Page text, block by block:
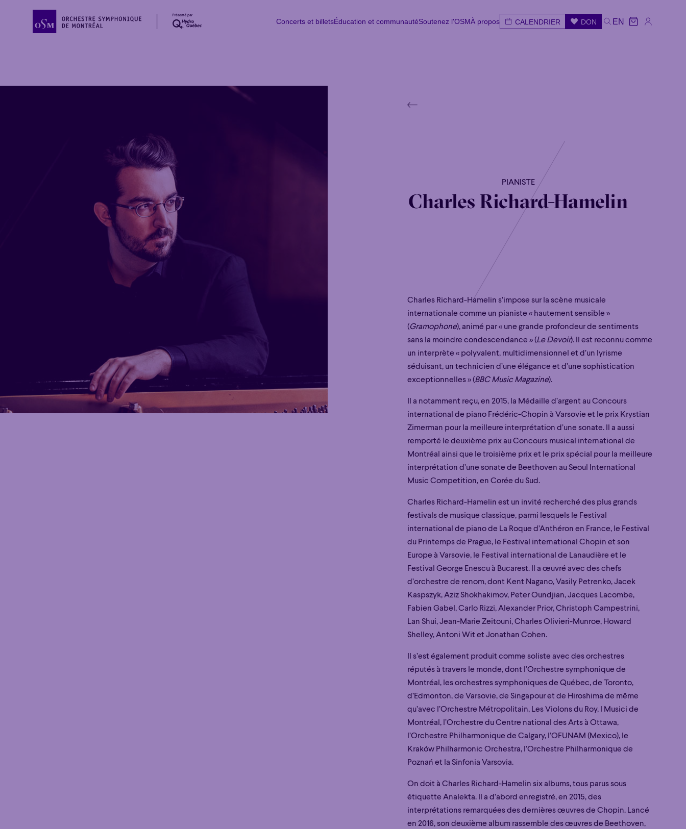
Concerts et billetsÉducation et communautéSoutenez l'OSMÀ propos
CALENDRIER
DON
EN
Étonnant
Étonnant
Poétique
Poétique
Grandiose
Grandiose
PIANISTE
Charles Richard-Hamelin
Charles Richard-Hamelin s’impose sur la scène musicale
internationale comme un pianiste « hautement sensible »
(Gramophone), animé par « une grande profondeur de sentiments
sans la moindre condescendance » (Le Devoir). Il est reconnu comme
un interprète « polyvalent, multidimensionnel et d’un lyrisme
séduisant, un technicien d’une élégance et d’une sophistication
exceptionnelles » (BBC Music Magazine).
Il a notamment reçu, en 2015, la Médaille d’argent au Concours
international de piano Frédéric-Chopin à Varsovie et le prix Krystian
Zimerman pour la meilleure interprétation d’une sonate. Il a aussi
remporté le deuxième prix au Concours musical international de
Montréal ainsi que le troisième prix et le prix spécial pour la meilleure
interprétation d’une sonate de Beethoven au Seoul International
Music Competition, en Corée du Sud.
Charles Richard-Hamelin est un invité recherché des plus grands
festivals de musique classique, parmi lesquels le Festival
international de piano de La Roque d’Anthéron en France, le Festival
du Printemps de Prague, le Festival international Chopin et son
Europe à Varsovie, le Festival international de Lanaudière et le
Festival George Enescu à Bucarest. Il a œuvré avec des chefs
d’orchestre de renom, dont Kent Nagano, Vasily Petrenko, Jacek
Kaspszyk, Aziz Shokhakimov, Peter Oundjian, Jacques Lacombe,
Fabien Gabel, Carlo Rizzi, Alexander Prior, Christoph Campestrini,
Lan Shui, Jean-Marie Zeitouni, Charles Olivieri-Munroe, Howard
Shelley, Antoni Wit et Jonathan Cohen.
Il s’est également produit comme soliste avec des orchestres
réputés à travers le monde, dont l’Orchestre symphonique de
Montréal, les orchestres symphoniques de Québec, de Toronto,
d’Edmonton, de Varsovie, de Singapour et de Hiroshima de même
qu’avec l’Orchestre Métropolitain, Les Violons du Roy, I Musici de
Montréal, l’Orchestre du Centre national des Arts à Ottawa,
l’Orchestre Philharmonique de Calgary, l’OFUNAM (Mexico), le
Kraków Philharmonic Orchestra, l’Orchestre Philharmonique de
Poznań et la Sinfonia Varsovia.
On doit à Charles Richard-Hamelin six albums, tous parus sous
étiquette Analekta. Il a d’abord enregistré, en 2015, des
interprétations remarquées des dernières œuvres de Chopin. Lancé
en 2016, son deuxième album rassemble des œuvres de Beethoven,